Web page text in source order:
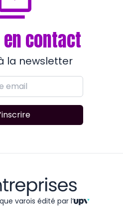
contact
la newsletter
varois édité par l’